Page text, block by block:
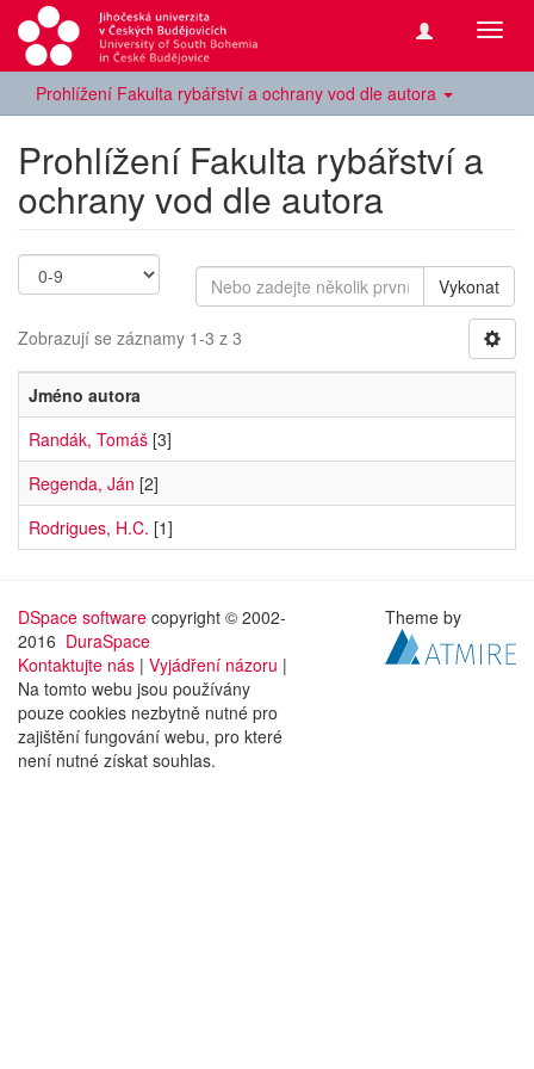
Prohlížení Fakulta rybářství a ochrany vod dle autora
Prohlížení Fakulta rybářství a
ochrany vod dle autora
Vykonat
Zobrazují se záznamy 1-3 z 3
Jméno autora
Randák, Tomáš [3]
Regenda, Ján [2]
Rodrigues, H.C. [1]
DSpace software copyright © 2002-
2016 DuraSpace
Kontaktujte nás | Vyjádření názoru |
Na tomto webu jsou používány
pouze cookies nezbytně nutné pro
zajištění fungování webu, pro které
není nutné získat souhlas.
Theme by